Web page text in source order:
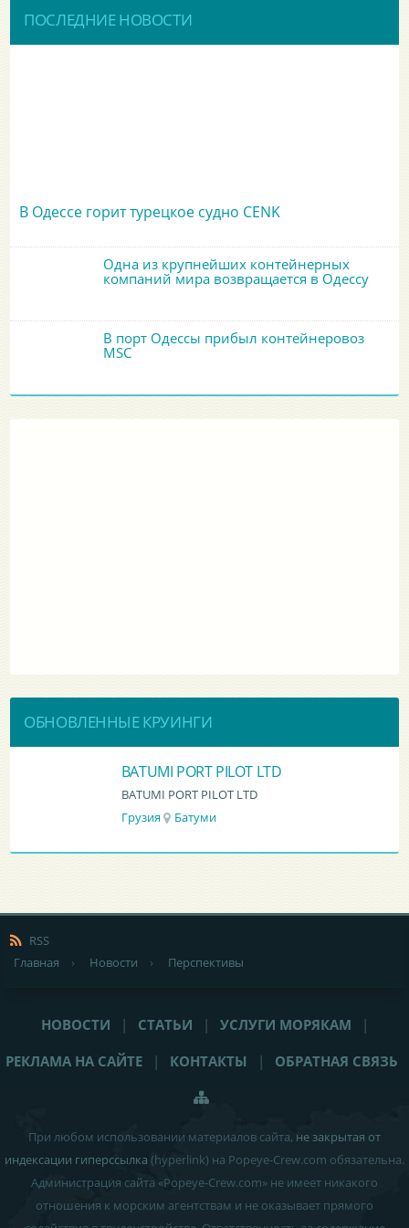
ПОСЛЕДНИЕ НОВОСТИ
В Одессе горит турецкое судно CENK
Одна из крупнейших контейнерных
компаний мира возвращается в Одессу
В порт Одессы прибыл контейнеровоз
MSC
ОБНОВЛЕННЫЕ КРУИНГИ
BATUMI PORT PILOT LTD
BATUMI PORT PILOT LTD
Грузия
Батуми
RSS
Главная
› Новости › Перспективы
НОВОСТИ | СТАТЬИ | УСЛУГИ МОРЯКАМ
|
РЕКЛАМА НА САЙТЕ
| КОНТАКТЫ | ОБРАТНАЯ СВЯЗЬ
При любом использовании материалов сайта, не закрытая от
индексации гиперссылка (hyperlink) на Popeye-Crew.com обязательна.
Администрация сайта «Popeye-Crew.com» не имеет никакого
отношения к морским агентствам и не оказывает прямого